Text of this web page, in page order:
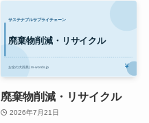
廃棄物削減・リサイクル
2026年7月21日